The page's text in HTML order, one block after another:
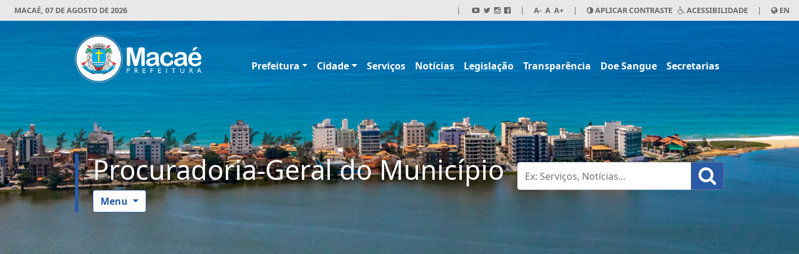
MACAÉ, 07 DE AGOSTO DE 2026 | | A- A A+ | APLICAR CONTRASTE ACESSIBILIDADE | EN
Prefeitura Cidade Serviços Notícias Legislação Transparência Doe Sangue Secretarias
Procuradoria-Geral do Município
Menu